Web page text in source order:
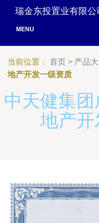
瑞金东投置业有限公
MENU
当前位置： 首页 > 产品
地产开发一级资质
中天健集
地产